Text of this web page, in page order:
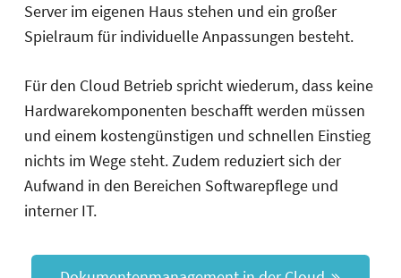
Server im eigenen Haus stehen und ein großer
Spielraum für individuelle Anpassungen besteht.
Für den Cloud Betrieb spricht wiederum, dass keine
Hardwarekomponenten beschafft werden müssen
und einem kostengünstigen und schnellen Einstieg
nichts im Wege steht. Zudem reduziert sich der
Aufwand in den Bereichen Softwarepflege und
interner IT.